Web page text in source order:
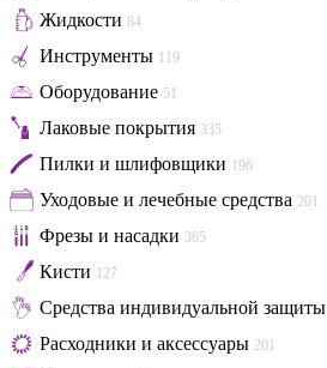
Жидкости 84
Инструменты 119
Оборудование 51
Лаковые покрытия 335
Пилки и шлифовщики 196
Уходовые и лечебные средства 201
Фрезы и насадки 365
Кисти 127
Средства индивидуальной защиты
Расходники и аксессуары 201